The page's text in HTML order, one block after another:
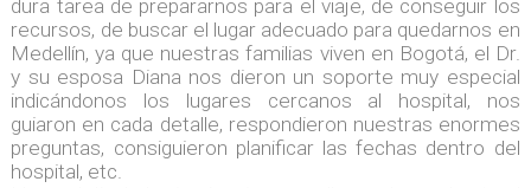
dura tarea de prepararnos para el viaje, de conseguir los
recursos, de buscar el lugar adecuado para quedarnos en
Medellín, ya que nuestras familias viven en Bogotá, el Dr.
y su esposa Diana nos dieron un soporte muy especial
indicándonos los lugares cercanos al hospital, nos
guiaron en cada detalle, respondieron nuestras enormes
preguntas, consiguieron planificar las fechas dentro del
hospital, etc.